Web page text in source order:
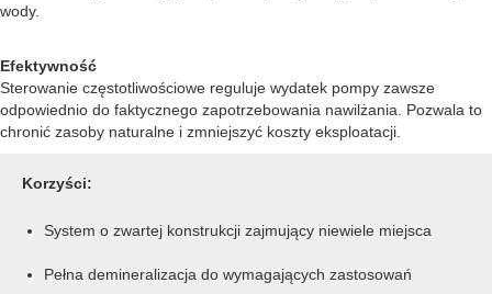
wody.
Efektywność
Sterowanie częstotliwościowe reguluje wydatek pompy zawsze
odpowiednio do faktycznego zapotrzebowania nawilżania. Pozwala to
chronić zasoby naturalne i zmniejszyć koszty eksploatacji.
Korzyści:
System o zwartej konstrukcji zajmujący niewiele miejsca
Pełna demineralizacja do wymagających zastosowań